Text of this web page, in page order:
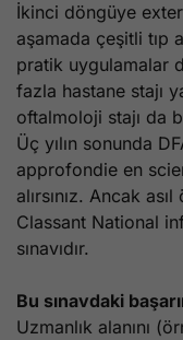
İkinci döngüye
aşamada çeşitli tıp
pratik uygulamalar
fazla hastane stajı
oftalmoloji stajı da
Üç yılın sonunda
approfondie en
alırsınız. Ancak
Classant National
sınavıdır.
Bu sınavdaki
Uzmanlık alanını